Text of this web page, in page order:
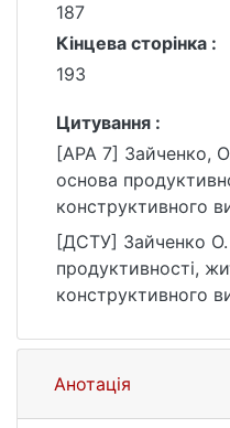
187
Кінцева сторінка :
193
Цитування :
[APA 7] Зайченко,
основа
конструктивного
Українознавчий
https://doi.org/
2626/2025.37.27
[ДСТУ] Зайченко О.
продуктивності,
конструктивного
187—193. DOI:
2626/2025.37.27
25.07.2026).
Анотація